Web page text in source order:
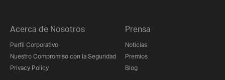
Acerca de Nosotros
Perfil Corporativo
Nuestro Compromiso con la Seguridad
Privacy Policy
Prensa
Noticias
Premios
Blog